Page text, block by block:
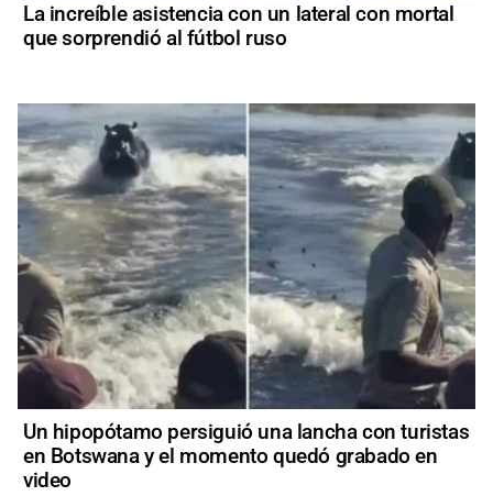
La increíble asistencia con un lateral con mortal
que sorprendió al fútbol ruso
Un hipopótamo persiguió una lancha con turistas
en Botswana y el momento quedó grabado en
video